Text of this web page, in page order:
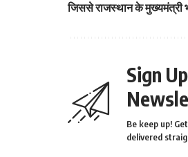
जिससे राजस्थान के मुख्यमंत्री
Sign
Be keep up!
delivered